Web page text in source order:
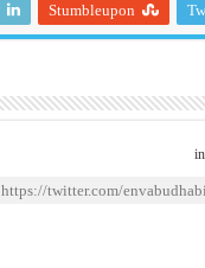
Stumbleupon